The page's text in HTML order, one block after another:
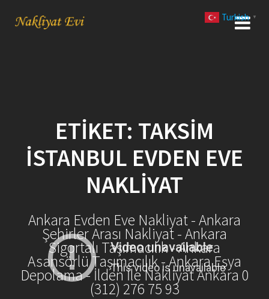
ETIKET: TAKSIM
İSTANBUL EVDEN EVE
NAKLIYAT
Ankara Evden Eve Nakliyat - Ankara
Şehirler Arası Nakliyat - Ankara
Sigortalı Taşımacılık - Ankara
Asansörlü Taşımacılık - Ankara Eşya
Depolama - İlden İle Nakliyat Ankara 0
(312) 276 75 93
Turkish ▼